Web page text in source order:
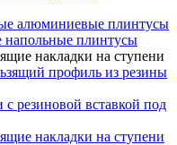
алюминиевые плинтусы
напольные плинтусы
накладки на ступени
профиль из резины
резиновой вставкой под
накладки на ступени